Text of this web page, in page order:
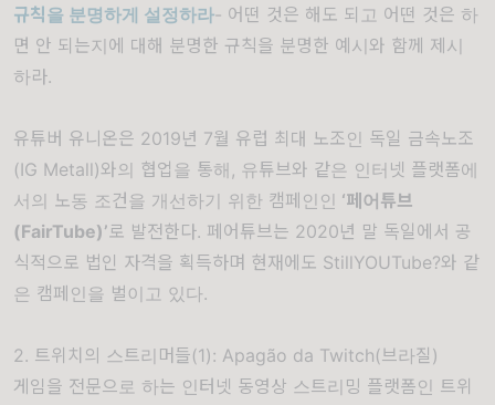
규칙을 분명하게 설정하라- 어떤 것은 해도 되고 어떤 것은 하
면 안 되는지에 대해 분명한 규칙을 분명한 예시와 함께 제시
하라.
유튜버 유니온은 2019년 7월 유럽 최대 노조인 독일 금속노조
(IG Metall)와의 협업을 통해, 유튜브와 같은 인터넷 플랫폼에
서의 노동 조건을 개선하기 위한 캠페인인 ‘페어튜브
(FairTube)’로 발전한다. 페어튜브는 2020년 말 독일에서 공
식적으로 법인 자격을 획득하며 현재에도 StillYOUTube?와 같
은 캠페인을 벌이고 있다.
2. 트위치의 스트리머들(1): Apagão da Twitch(브라질)
게임을 전문으로 하는 인터넷 동영상 스트리밍 플랫폼인 트위